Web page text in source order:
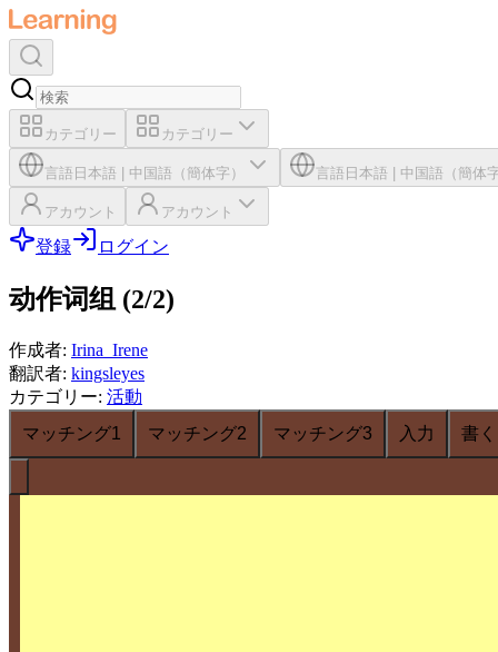
カテゴリー カテゴリー
言語 日本語 中国語（簡体字） 言語 日本語 中国語（簡体
アカウント アカウント
登録 ログイン
动作词组 (2/2)
作成者: Irina_Irene
翻訳者: kingsleyes
カテゴリー: 活動
マッチング1
マッチング2 マッチング3 入力 書く